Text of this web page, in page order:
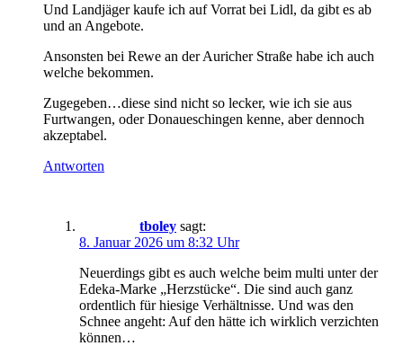
Und Landjäger kaufe ich auf Vorrat bei Lidl, da gibt es ab
und an Angebote.
Ansonsten bei Rewe an der Auricher Straße habe ich auch
welche bekommen.
Zugegeben…diese sind nicht so lecker, wie ich sie aus
Furtwangen, oder Donaueschingen kenne, aber dennoch
akzeptabel.
Antworten
tboley sagt:
8. Januar 2026 um 8:32 Uhr
Neuerdings gibt es auch welche beim multi unter der
Edeka-Marke „Herzstücke“. Die sind auch ganz
ordentlich für hiesige Verhältnisse. Und was den
Schnee angeht: Auf den hätte ich wirklich verzichten
können…